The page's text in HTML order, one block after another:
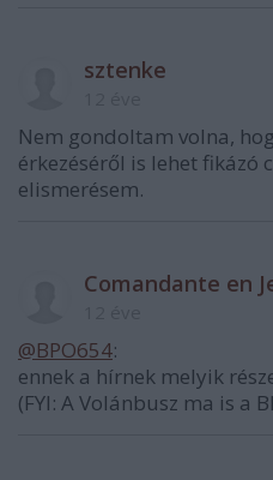
sztenke
Nem gondoltam volna,
érkezéséről is lehet fikázó
elismerésem.
Comandante en
@BPO654:
ennek a hírnek melyik
(FYI: A Volánbusz ma is a